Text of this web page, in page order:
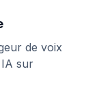
de voix
sur